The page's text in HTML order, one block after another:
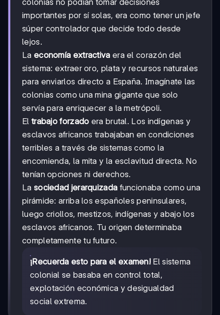
colonias no podían tomar decisiones
importantes por sí solas, era como tener un jefe
súper controlador que decide todo desde
lejos.
La economía extractiva era el corazón del
sistema: extraer oro, plata y recursos naturales
para enviarlos directo a España. Imagínate las
colonias como una mina gigante que solo
servía para enriquecer a la metrópoli.
El trabajo forzado era brutal. Los indígenas y
esclavos africanos trabajaban en condiciones
terribles a través de sistemas como la
encomienda, la mita y la esclavitud directa. No
tenían opciones ni derechos.
La sociedad jerarquizada funcionaba como una
pirámide: arriba los españoles peninsulares,
luego criollos, mestizos, indígenas y abajo los
esclavos africanos. Tu origen determinaba
completamente tu futuro.
¡Recuerda esto para el examen! El sistema
colonial se basaba en control total,
explotación económica y desigualdad
social extrema.